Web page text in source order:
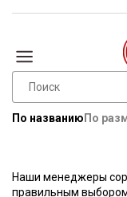
По названию По
Наши менеджеры
правильным